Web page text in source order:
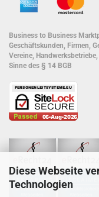
Diese Webseite
Technologien
Business to Business
Geschäftskunden, Firmen,
Vereine,
Sinne des § 14 BGB